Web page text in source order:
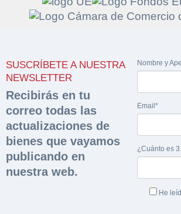
SUSCRÍBETE A NUESTRA
NEWSLETTER
Recibirás en tu
correo todas las
actualizaciones de
bienes que vayamos
publicando en
nuestra web.
Nombre y
Email*
¿Cuánto es
He
sobre la
Rellene este formulario y recibirá
enlace para descargar la
Nombre y Apellidos*
Hacer Oferta
Razón social*
Teléfono*
Nombre y Apellidos*
Sobre Merfinsa
Venta de bienes muebles
Vehículos